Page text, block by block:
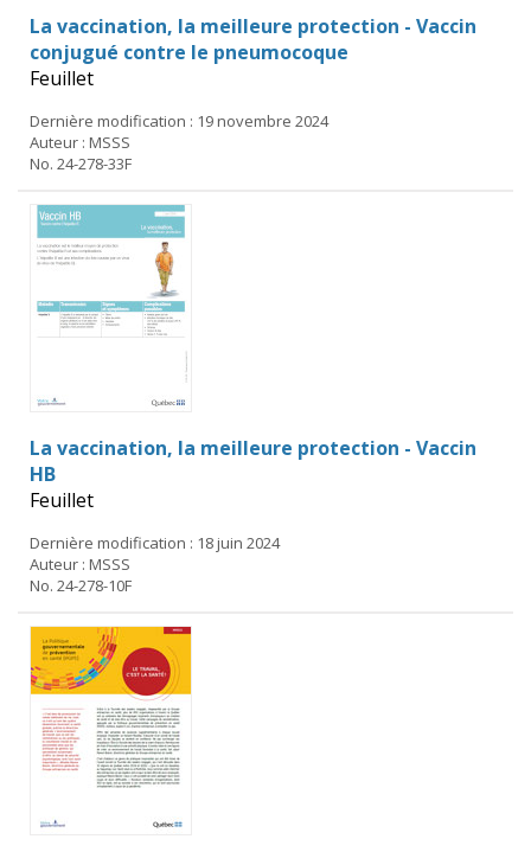
La vaccination, la meilleure protection - Vaccin
conjugué contre le pneumocoque
Feuillet
Dernière modification : 19 novembre 2024
Auteur : MSSS
No. 24-278-33F
La vaccination, la meilleure protection - Vaccin
HB
Feuillet
Dernière modification : 18 juin 2024
Auteur : MSSS
No. 24-278-10F